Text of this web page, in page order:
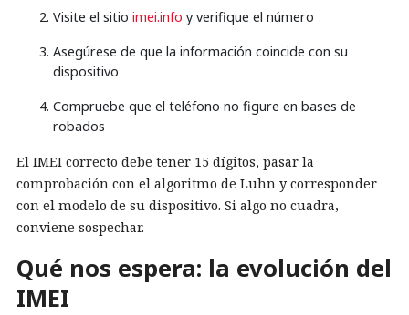
Visite el sitio imei.info y verifique el número
Asegúrese de que la información coincide con su
dispositivo
Compruebe que el teléfono no figure en bases de
robados
El IMEI correcto debe tener 15 dígitos, pasar la
comprobación con el algoritmo de Luhn y corresponder
con el modelo de su dispositivo. Si algo no cuadra,
conviene sospechar.
Qué nos espera: la evolución del
IMEI